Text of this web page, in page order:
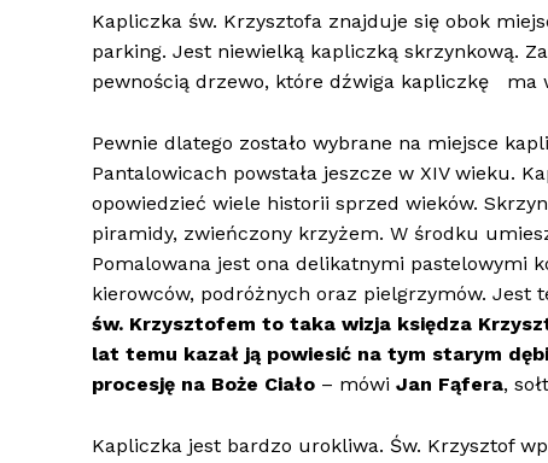
Kapliczka św. Krzysztofa znajduje się obok
parking. Jest niewielką kapliczką skrzynkową.
pewnością drzewo, które dźwiga kapliczkę ma
Pewnie dlatego zostało wybrane na miejsce
Pantalowicach powstała jeszcze w XIV wieku.
opowiedzieć wiele historii sprzed wieków.
piramidy, zwieńczony krzyżem. W środku
Pomalowana jest ona delikatnymi pastelowymi
kierowców, podróżnych oraz pielgrzymów. Jest
św. Krzysztofem to taka wizja księdza
lat temu kazał ją powiesić na tym starym
procesję na Boże Ciało – mówi Jan Fąfera,
Kapliczka jest bardzo urokliwa. Św. Krzysztof